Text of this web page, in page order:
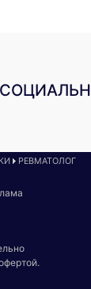
РЕВМАТОЛОГ